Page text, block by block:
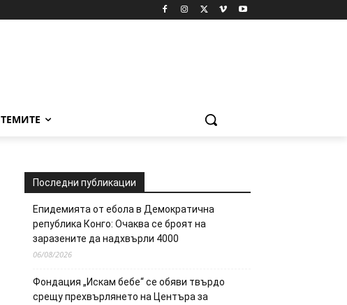
ТЕМИТЕ
Последни публикации
Епидемията от ебола в Демократична
република Конго: Очаква се броят на
заразените да надхвърли 4000
06/08/2026
Фондация „Искам бебе“ се обяви твърдо
срещу прехвърлянето на Центъра за